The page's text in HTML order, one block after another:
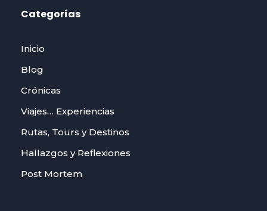
Categorías
Inicio
Blog
Crónicas
Viajes… Experiencias
Rutas, Tours y Destinos
Hallazgos y Reflexiones
Post Mortem